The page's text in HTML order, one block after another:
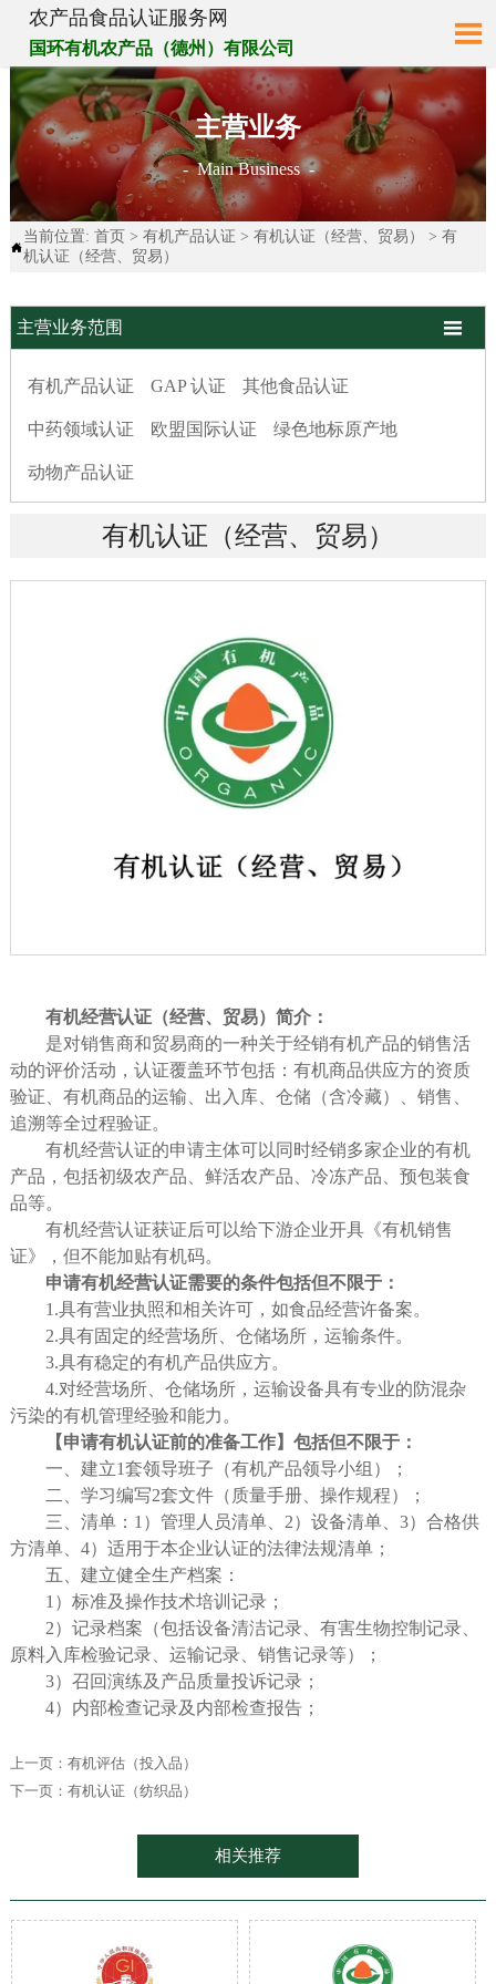
农产品食品认证服务网
国环有机农产品（德州）有限公司 
主营业务
- Main Business -

当前位置: 首页 > 有机产品认证 > 有机认证（经营、贸易） > 有
机认证（经营、贸易）
主营业务范围 
有机产品认证 GAP 认证 其他食品认证
中药领域认证 欧盟国际认证 绿色地标原产地
动物产品认证
有机认证（经营、贸易）
有机经营认证（经营、贸易）简介：
是对销售商和贸易商的一种关于经销有机产品的销售活
动的评价活动，认证覆盖环节包括：有机商品供应方的资质
验证、有机商品的运输、出入库、仓储（含冷藏）、销售、
追溯等全过程验证。
有机经营认证的申请主体可以同时经销多家企业的有机
产品，包括初级农产品、鲜活农产品、冷冻产品、预包装食
品等。
有机经营认证获证后可以给下游企业开具《有机销售
证》，但不能加贴有机码。
申请有机经营认证需要的条件包括但不限于：
1.具有营业执照和相关许可，如食品经营许备案。
2.具有固定的经营场所、仓储场所，运输条件。
3.具有稳定的有机产品供应方。
4.对经营场所、仓储场所，运输设备具有专业的防混杂
污染的有机管理经验和能力。
【申请有机认证前的准备工作】包括但不限于：
一、建立1套领导班子（有机产品领导小组）；
二、学习编写2套文件（质量手册、操作规程）；
三、清单：1）管理人员清单、2）设备清单、3）合格供
方清单、4）适用于本企业认证的法律法规清单；
五、建立健全生产档案：
1）标准及操作技术培训记录；
2）记录档案（包括设备清洁记录、有害生物控制记录、
原料入库检验记录、运输记录、销售记录等）；
3） 召回演练及产品质量投诉记录；
4） 内部检查记录及内部检查报告；
上一页： 有机评估（投入品）
下一页： 有机认证（纺织品）
相关推荐